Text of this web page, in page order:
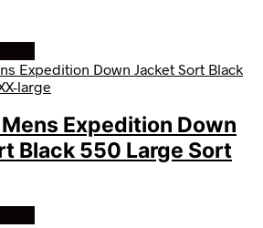
Expedition Down
Black 550 Large Sort